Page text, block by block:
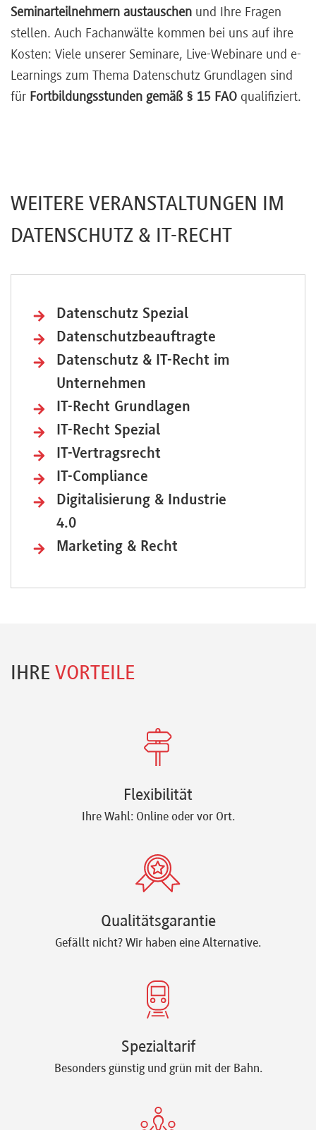
Seminarteilnehmern austauschen und Ihre Fragen
stellen. Auch Fachanwälte kommen bei uns auf ihre
Kosten: Viele unserer Seminare, Live-Webinare und e-
Learnings zum Thema Datenschutz Grundlagen sind
für Fortbildungsstunden gemäß § 15 FAO qualifiziert.
WEITERE VERANSTALTUNGEN IM
DATENSCHUTZ & IT-RECHT
Datenschutz Spezial
Datenschutzbeauftragte
Datenschutz & IT-Recht im
Unternehmen
IT-Recht Grundlagen
IT-Recht Spezial
IT-Vertragsrecht
IT-Compliance
Digitalisierung & Industrie
4.0
Marketing & Recht
IHRE VORTEILE
Flexibilität
Ihre Wahl: Online oder vor Ort.
Qualitätsgarantie
Gefällt nicht? Wir haben eine Alternative.
Spezialtarif
Besonders günstig und grün mit der Bahn.